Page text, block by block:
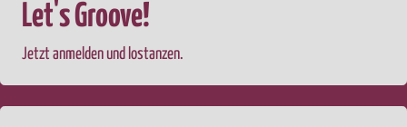
Let's Groove!
Jetzt anmelden und lostanzen.